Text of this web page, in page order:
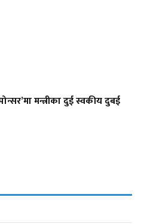
मन्त्रीका दुई स्वकीय दुबई